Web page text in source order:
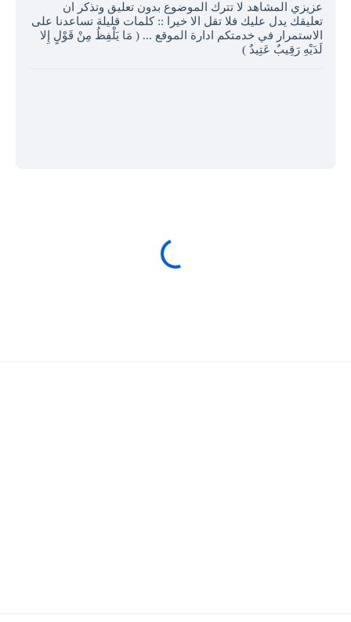
عزيزي المشاهد لا تترك الموضوع بدون تعليق وتذكر ان
تعليقك يدل عليك فلا تقل الا خيرا :: كلمات قليلة تساعدنا على
الاستمرار في خدمتكم ادارة الموقع ... ( مَا يَلْفِظُ مِنْ قَوْلٍ إِلا
لَدَيْهِ رَقِيبٌ عَتِيدٌ )